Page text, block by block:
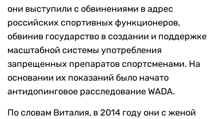
они выступили с обвинениями в адрес
российских спортивных функционеров,
обвинив государство в создании и поддержке
масштабной системы употребления
запрещенных препаратов спортсменами. На
основании их показаний было начато
антидопинговое расследование WADA.
По словам Виталия, в 2014 году они с женой